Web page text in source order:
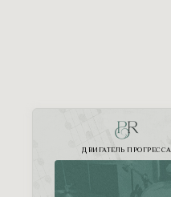
PR
ДВИГАТЕЛЬ ПРОГРЕССА